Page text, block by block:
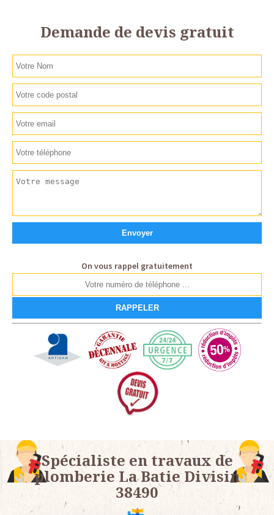
Demande de devis gratuit
On vous rappel gratuitement
Spécialiste en travaux de
plomberie La Batie Divisin
38490